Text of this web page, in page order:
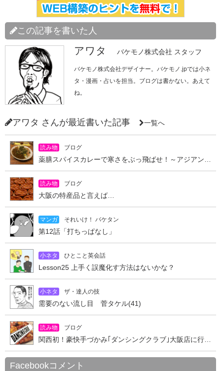
この記事を書いた人
アワタ バケモノ株式会社 スタッフ
バケモノ株式会社デザイナー。バケモノ.jpでは小ネ
タ・漫画・占いを担当。ブログは書かない。あえて
ね。
アワタ さんが最近書いた記事 一覧へ
読み物 ブログ
読み物 ブログ
大阪の特産品と言えば…
マンガ それいけ！ バケタン
第12話「打ちっぱなし」
小ネタ ひとこと英会話
Lesson25 上手く誤魔化す方法はないかな？
小ネタ ザ・達人の技
需要のない流し目 菅タケル(41)
読み物 ブログ
Facebookコメント